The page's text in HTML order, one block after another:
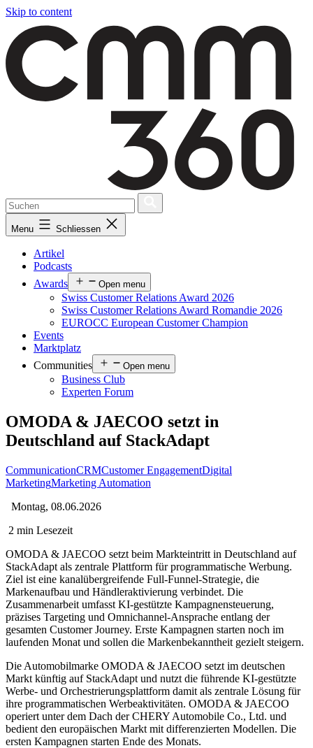
Skip to content
Menu Schliessen
Artikel
Podcasts
Awards
Open menu
Swiss Customer Relations Award 2026
Swiss Customer Relations Award Romandie 2026
EUROCC European Customer Champion
Events
Marktplatz
Communities
Open menu
Business Club
Experten Forum
OMODA & JAECOO setzt in
Deutschland auf StackAdapt
CommunicationCRMCustomer EngagementDigital
MarketingMarketing Automation
Montag, 08.06.2026
2 min Lesezeit
OMODA & JAECOO setzt beim Markteintritt in Deutschland auf
StackAdapt als zentrale Plattform für programmatische Werbung.
Ziel ist eine kanalübergreifende Full-Funnel-Strategie, die
Markenaufbau und Händleraktivierung verbindet. Die
Zusammenarbeit umfasst KI-gestützte Kampagnensteuerung,
präzises Targeting und Omnichannel-Ansprache entlang der
gesamten Customer Journey. Erste Kampagnen starten noch im
laufenden Monat und sollen die Markenbekanntheit gezielt steigern.
Die Automobilmarke OMODA & JAECOO setzt im deutschen
Markt künftig auf StackAdapt und nutzt die führende KI-gestützte
Werbe- und Orchestrierungsplattform damit als zentrale Lösung für
ihre programmatischen Werbeaktivitäten. OMODA & JAECOO
operiert unter dem Dach der CHERY Automobile Co., Ltd. und
bedient den europäischen Markt mit differenzierten Modellen. Die
ersten Kampagnen starten Ende des Monats.